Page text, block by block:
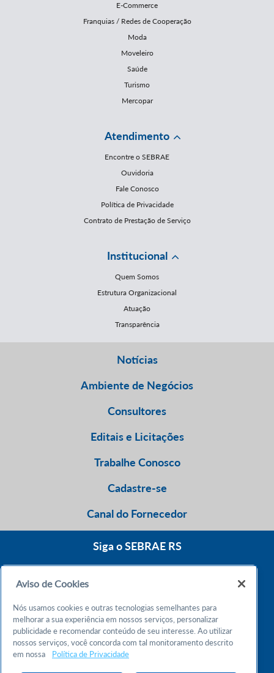
E-Commerce
Franquias / Redes de Cooperação
Moda
Moveleiro
Saúde
Turismo
Mercopar
Atendimento
Encontre o SEBRAE
Ouvidoria
Fale Conosco
Política de Privacidade
Contrato de Prestação de Serviço
Institucional
Quem Somos
Estrutura Organizacional
Atuação
Transparência
Notícias
Ambiente de Negócios
Consultores
Editais e Licitações
Trabalhe Conosco
Cadastre-se
Canal do Fornecedor
Siga o SEBRAE RS
Atendimento 24h
Chame no WhatsApp
Aviso de Cookies
Nós usamos cookies e outras tecnologias semelhantes para
melhorar a sua experiência em nossos serviços, personalizar
publicidade e recomendar conteúdo de seu interesse. Ao utilizar
nossos serviços, você concorda com tal monitoramento descrito
em nossa
Política de Privacidade